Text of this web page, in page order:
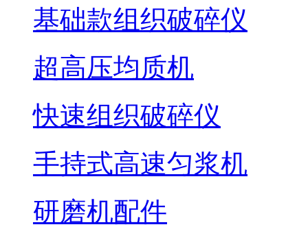
基础款组织破碎仪
超高压均质机
快速组织破碎仪
手持式高速匀浆机
研磨机配件